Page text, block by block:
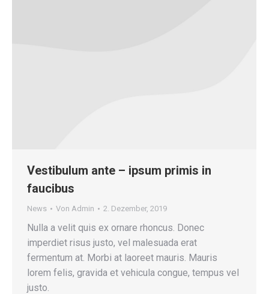
Vestibulum ante – ipsum primis in
faucibus
News Von Admin 2. Dezember, 2019
Nulla a velit quis ex ornare rhoncus. Donec
imperdiet risus justo, vel malesuada erat
fermentum at. Morbi at laoreet mauris. Mauris
lorem felis, gravida et vehicula congue, tempus vel
justo.